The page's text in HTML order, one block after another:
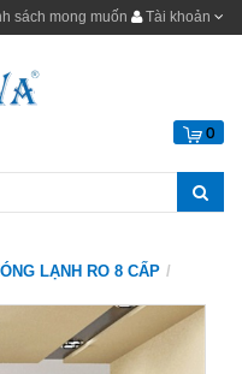
sách mong muốn Tài khoản
0
LẠNH RO 8 CẤP